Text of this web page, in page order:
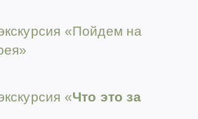
«Пойдем на
»
«Что это за